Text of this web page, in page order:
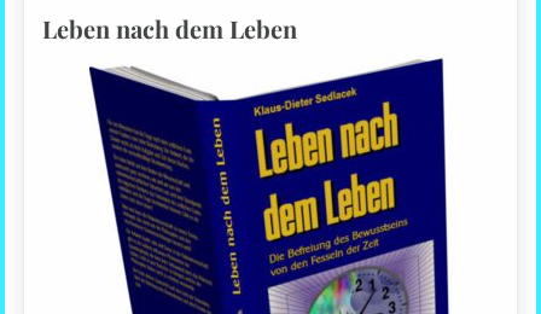
Leben nach dem Leben